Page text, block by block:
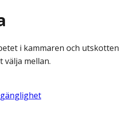
i kammaren och utskotten
välja mellan.